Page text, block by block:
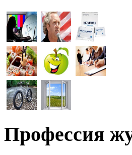
Профессия